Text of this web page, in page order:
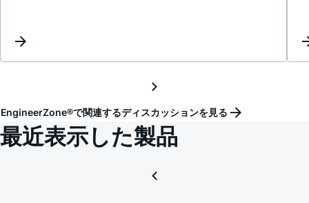
EngineerZone®で関連するディスカッションを見る
最近表示した製品